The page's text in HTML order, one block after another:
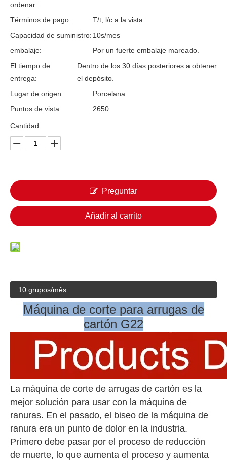
ordenar:
Términos de pago:
T/t, l/c a la vista.
Capacidad de suministro: 10s/mes
embalaje:
Por un fuerte embalaje mareado.
El tiempo de
entrega:
Dentro de los 30 días posteriores a obtener
el depósito.
Lugar de origen:
Porcelana
Puntos de vista:
2650
Cantidad:
Preguntar
Añadir al carrito
10 grupos/mês
Máquina de corte para arrugas de
cartón G22
La máquina de corte de arrugas de cartón es la
mejor solución para usar con la máquina de
ranuras. En el pasado, el biseo de la máquina de
ranura era un punto de dolor en la industria.
Primero debe pasar por el proceso de reducción
de muerte, lo que aumenta el proceso y aumenta